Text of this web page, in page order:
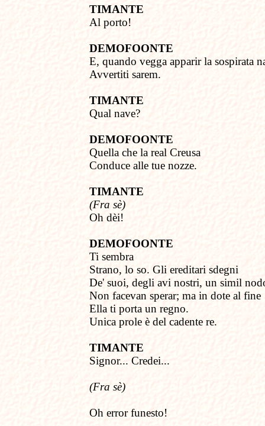
TIMANTE
Al porto!
DEMOFOONTE
E, quando vegga apparir la sospirata
Avvertiti sarem.
TIMANTE
Qual nave?
DEMOFOONTE
Quella che la real Creusa
Conduce alle tue nozze.
TIMANTE
(Fra sè)
Oh dèi!
DEMOFOONTE
Ti sembra
Strano, lo so. Gli ereditari sdegni
De' suoi, degli avi nostri, un simil
Non facevan sperar; ma in dote al fine
Ella ti porta un regno.
Unica prole è del cadente re.
TIMANTE
Signor... Credei...
(Fra sè)
Oh error funesto!